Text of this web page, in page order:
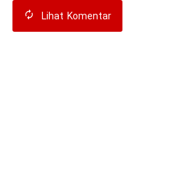
Lihat Komentar